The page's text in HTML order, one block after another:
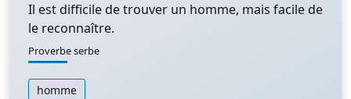
Il est difficile de trouver un homme, mais facile de
le reconnaître.
Proverbe serbe
homme